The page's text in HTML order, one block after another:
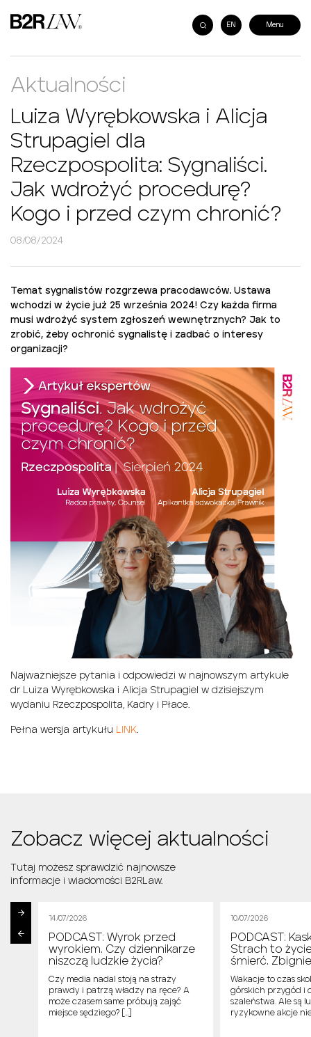
EN
Aktualności
Luiza Wyrębkowska i Alicja
Strupagiel dla
Rzeczpospolita: Sygnaliści.
Jak wdrożyć procedurę?
Kogo i przed czym chronić?
08/08/2024
Temat sygnalistów rozgrzewa pracodawców. Ustawa
wchodzi w życie już 25 września 2024! Czy każda firma
musi wdrożyć system zgłoszeń wewnętrznych? Jak to
zrobić, żeby ochronić sygnalistę i zadbać o interesy
organizacji?
Najważniejsze pytania i odpowiedzi w najnowszym artykule
dr Luiza Wyrębkowska i Alicja Strupagiel w dzisiejszym
wydaniu Rzeczpospolita, Kadry i Płace.
Pełna wersja artykułu LINK.
Zobacz więcej aktualności
Tutaj możesz sprawdzić najnowsze
informacje i wiadomości B2RLaw.
14/07/2026
PODCAST: Wyrok przed
wyrokiem. Czy dziennikarze
niszczą ludzkie życia?
Czy media nadal stoją na straży
prawdy i patrzą władzy na ręce? A
może czasem same próbują zająć
miejsce sędziego? […]
10/07/2026
PODCAST:
Strach to
śmierć.
Wakacje to czas
górskich przygód i
szaleństwa. Ale są
ryzykowne akcje